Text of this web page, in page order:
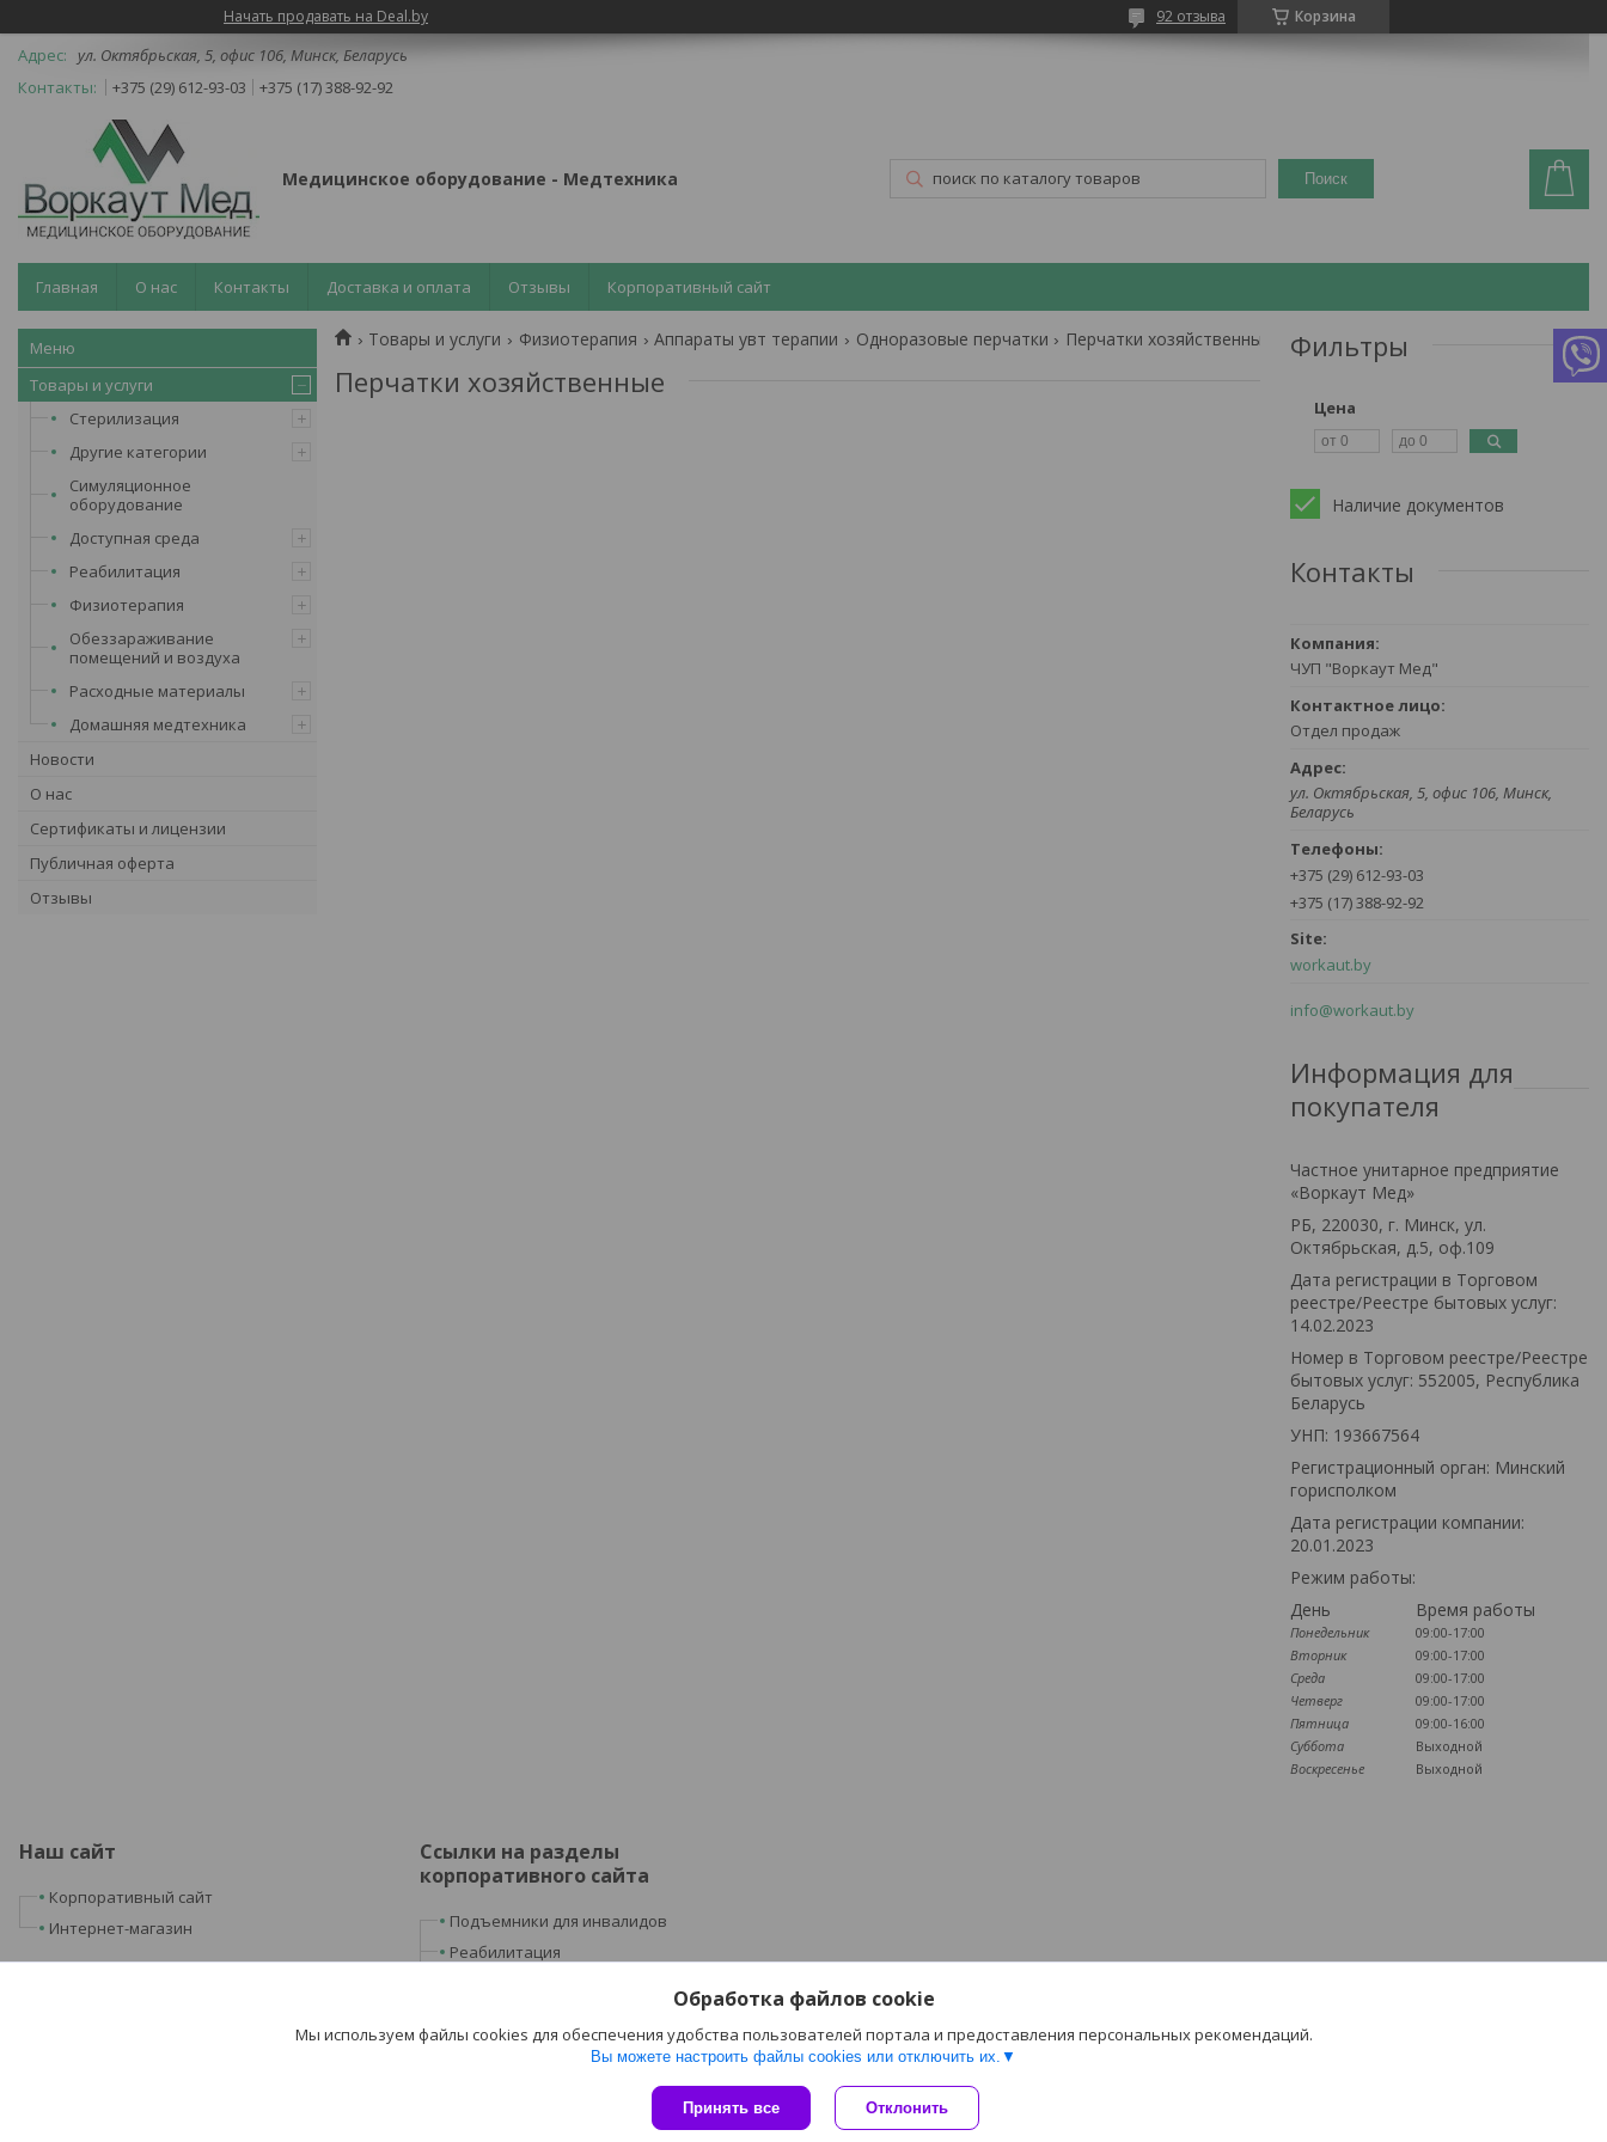
Начать продавать на Deal.by Корзина
92 отзыва
ул. Октябрьская, 5, офис 106, Минск, Беларусь
+375 (29) 612-93-03
+375 (17) 388-92-92
Медицинское оборудование - Медтехника Поиск
Главная О нас Контакты Доставка и оплата Отзывы Корпоративный сайт
Товары и услуги
Стерилизация
Другие категории
Симуляционное
оборудование
Доступная среда
Реабилитация
Физиотерапия
Обеззараживание
помещений и воздуха
Расходные материалы
Домашняя медтехника
Новости
О нас
Сертификаты и лицензии
Публичная оферта
Отзывы
Товары и услуги Физиотерапия Аппараты увт терапии Одноразовые перчатки Перчатки хозяйственные
Перчатки хозяйственные
Фильтры
Цена
Наличие документов
Контакты
ЧУП "Воркаут Мед"
Отдел продаж
ул. Октябрьская, 5, офис 106, Минск,
Беларусь
+375 (29) 612-93-03
+375 (17) 388-92-92
workaut.by
info@workaut.by
Информация для
покупателя
Частное унитарное предприятие
«Воркаут Мед»
РБ, 220030, г. Минск, ул.
Октябрьская, д.5, оф.109
Дата регистрации в Торговом
реестре/Реестре бытовых услуг:
14.02.2023
Номер в Торговом реестре/Реестре
бытовых услуг: 552005, Республика
Беларусь
УНП: 193667564
Регистрационный орган: Минский
горисполком
Дата регистрации компании:
20.01.2023
Режим работы:
День
Время работы
Понедельник
09:00-17:00
Вторник
09:00-17:00
Среда
09:00-17:00
Четверг
09:00-17:00
Пятница
09:00-16:00
Суббота
Выходной
Воскресенье
Выходной
Наш сайт
Корпоративный сайт
Интернет-магазин
Ссылки на разделы
корпоративного сайта
Подъемники для инвалидов
Реабилитация
Домашняя медтехника
Сайт создан на платформе Deal.by
Политика обработки файлов cookies
Обработка файлов cookie
Мы используем файлы cookies для обеспечения удобства пользователей портала и предоставления персональных рекомендаций.
Вы можете настроить файлы cookies или отключить их.
Принять все Отклонить